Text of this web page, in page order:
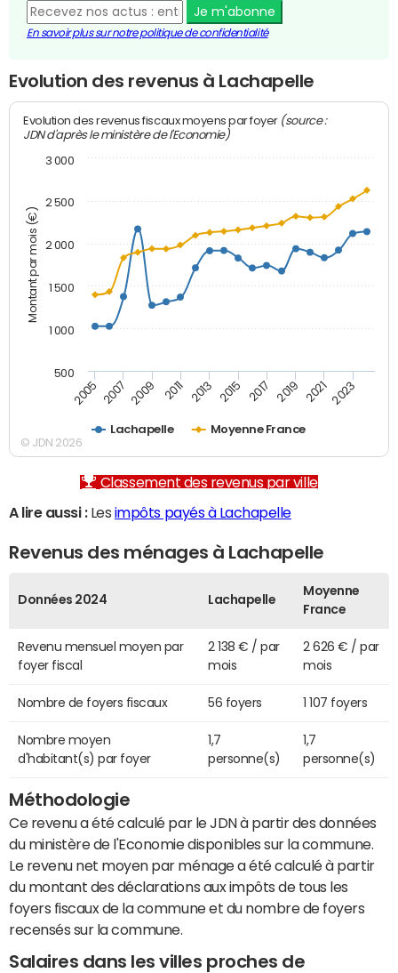
Je m'abonne
En savoir plus sur notre politique de confidentialité
Evolution des revenus à Lachapelle
Montant par mois (€)
Evolution des revenus fiscaux moyens par foyer (source :
JDN d'après le ministère de l'Economie)
Lachapelle Moyenne France
2005 2007 2009 2011 2013 2015 2017 2019 2021 2023
500
1 000
1 500
2 000
2 500
3 000
© JDN 2026
Classement des revenus par ville
A lire aussi :Les impôts payés à Lachapelle
Revenus des ménages à Lachapelle
Données 2024 Lachapelle
Moyenne
France
Revenu mensuel moyen par
foyer fiscal
2 138 € / par
mois
2 626 € / par
mois
Nombre de foyers fiscaux 56 foyers 1 107 foyers
Nombre moyen
d'habitant(s) par foyer
1,7
personne(s)
1,7
personne(s)
Méthodologie
Ce revenu a été calculé par le JDN à partir des données
du ministère de l'Economie disponibles sur la commune.
Le revenu net moyen par ménage a été calculé à partir
du montant des déclarations aux impôts de tous les
foyers fiscaux de la commune et du nombre de foyers
recensés sur la commune.
Salaires dans les villes proches de